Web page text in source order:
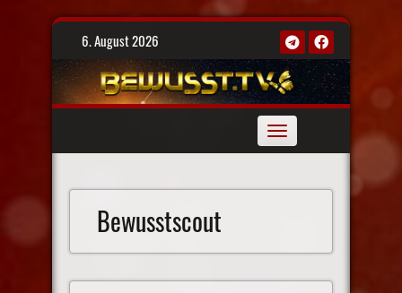
Skip
6. August 2026
Toggle
navigation
Bewusstscout